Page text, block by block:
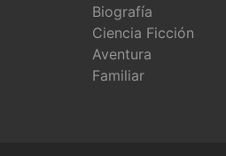
Biografía
Ciencia Ficción
Aventura
Familiar